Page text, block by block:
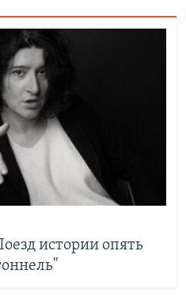
истории опять